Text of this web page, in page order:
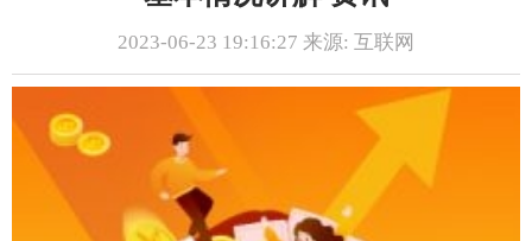
2023-06-23 19:16:27 来源: 互联网